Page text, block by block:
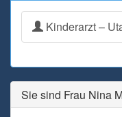
Kinderarzt –
Sie sind Frau Nina